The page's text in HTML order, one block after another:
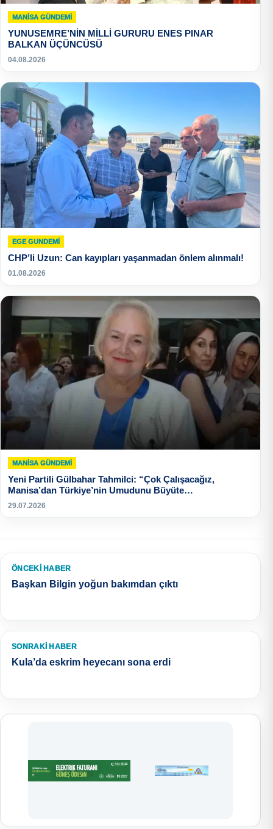
MANISA GÜNDEMI
YUNUSEMRE’NİN MİLLİ GURURU ENES PINAR
BALKAN ÜÇÜNCÜSÜ
04.08.2026
EGE GUNDEMİ
CHP’li Uzun: Can kayıpları yaşanmadan önlem alınmalı!
01.08.2026
MANISA GÜNDEMI
Yeni Partili Gülbahar Tahmilci: “Çok Çalışacağız,
Manisa’dan Türkiye’nin Umudunu Büyüte…
29.07.2026
ÖNCEKI HABER
Başkan Bilgin yoğun bakımdan çıktı
SONRAKI HABER
Kula’da eskrim heyecanı sona erdi